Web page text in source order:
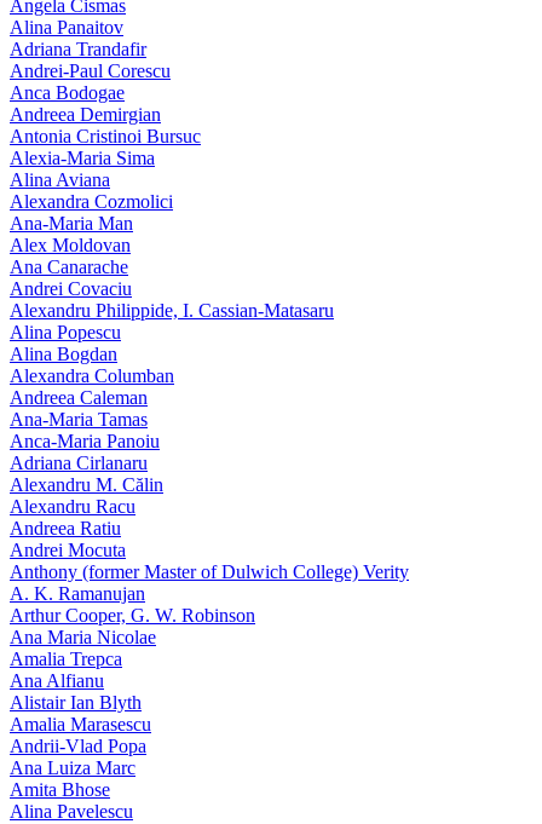
Angela Cismas
Alina Panaitov
Adriana Trandafir
Andrei-Paul Corescu
Anca Bodogae
Andreea Demirgian
Antonia Cristinoi Bursuc
Alexia-Maria Sima
Alina Aviana
Alexandra Cozmolici
Ana-Maria Man
Alex Moldovan
Ana Canarache
Andrei Covaciu
Alexandru Philippide, I. Cassian‑Matasaru
Alina Popescu
Alina Bogdan
Alexandra Columban
Andreea Caleman
Ana-Maria Tamas
Anca-Maria Panoiu
Adriana Cirlanaru
Alexandru M. Călin
Alexandru Racu
Andreea Ratiu
Andrei Mocuta
Anthony (former Master of Dulwich College) Verity
A. K. Ramanujan
Arthur Cooper, G. W. Robinson
Ana Maria Nicolae
Amalia Trepca
Ana Alfianu
Alistair Ian Blyth
Amalia Marasescu
Andrii-Vlad Popa
Ana Luiza Marc
Amita Bhose
Alina Pavelescu